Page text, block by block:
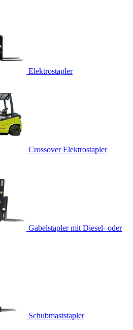
Elektrostapler
Crossover Elektrostapler
Gabelstapler mit Diesel- oder
Schubmaststapler